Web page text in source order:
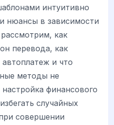
интуитивно
нюансы в зависимости
как
перевода, как
и что
методы не
финансового
случайных
совершении